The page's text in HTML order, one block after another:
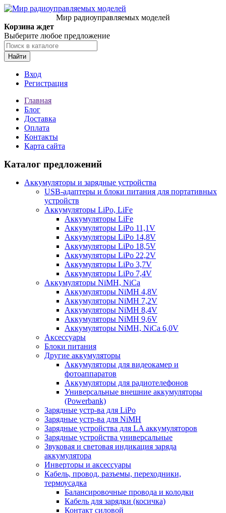
Мир радиоуправляемых моделей
Корзина ждет
Выберите любое предложение
Найти
Вход
Регистрация
Главная
Блог
Доставка
Оплата
Контакты
Карта сайта
Каталог предложений
Аккумуляторы и зарядные устройства
USB-адаптеры и блоки питания для портативных
устройств
Аккумуляторы LiPo, LiFe
Аккумуляторы LiFe
Аккумуляторы LiPo 11,1V
Аккумуляторы LiPo 14,8V
Аккумуляторы LiPo 18,5V
Аккумуляторы LiPo 22,2V
Аккумуляторы LiPo 3,7V
Аккумуляторы LiPo 7,4V
Аккумуляторы NiMH, NiCa
Аккумуляторы NiMH 4,8V
Аккумуляторы NiMH 7,2V
Аккумуляторы NiMH 8,4V
Аккумуляторы NiMH 9,6V
Аккумуляторы NiMH, NiCa 6,0V
Аксессуары
Блоки питания
Другие аккумуляторы
Аккумуляторы для видеокамер и
фотоаппаратов
Аккумуляторы для радиотелефонов
Универсальные внешние аккумуляторы
(Powerbank)
Зарядные устр-ва для LiPo
Зарядные устр-ва для NiMH
Зарядные устройства для LA аккумуляторов
Зарядные устройства универсальные
Звуковая и световая индикация заряда
аккумулятора
Инверторы и аксессуары
Кабель, провод, разъемы, переходники,
термоусадка
Балансировочные провода и колодки
Кабель для зарядки (косичка)
Контакт силовой